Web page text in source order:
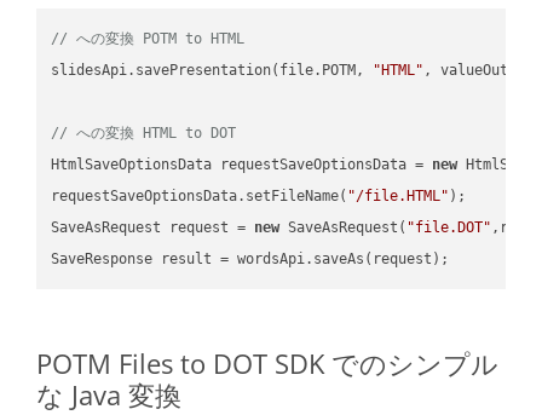
// への変換 POTM to HTML
slidesApi.savePresentation(file.POTM,
"HTML" ,
// への変換 HTML to DOT
HtmlSaveOptionsData requestSaveOptionsData = new
requestSaveOptionsData.setFileName( "/file.HTML" );
SaveAsRequest request = new SaveAsRequest( "file.DOT"
POTM Files to DOT SDK でのシンプル
な Java 変換